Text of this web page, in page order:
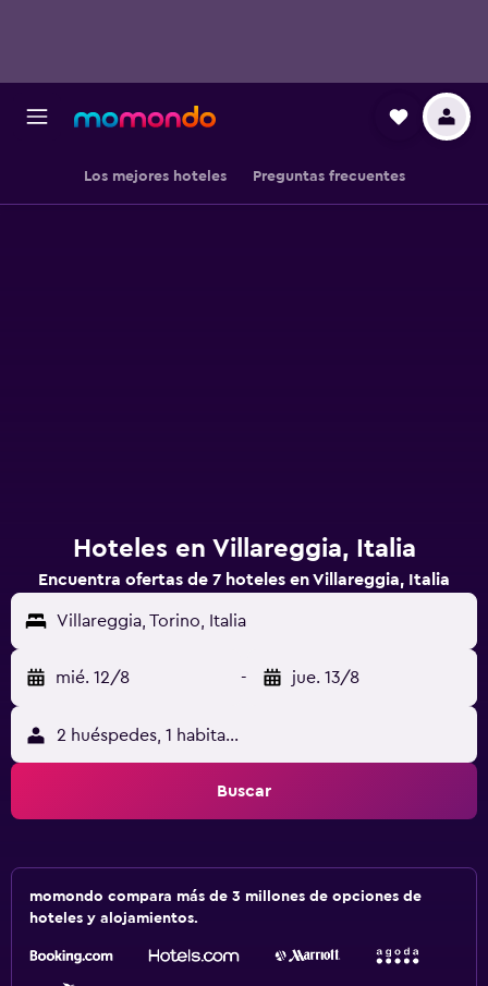
Los mejores hoteles Preguntas frecuentes
Hoteles en Villareggia, Italia
Encuentra ofertas de 7 hoteles en Villareggia, Italia
Villareggia, Torino, Italia
mié. 12/8 - jue. 13/8
2 huéspedes, 1 habitación
Buscar
momondo compara más de 3 millones de opciones de
hoteles y alojamientos.